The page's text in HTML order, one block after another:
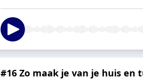
#16 Zo maak je van je huis en